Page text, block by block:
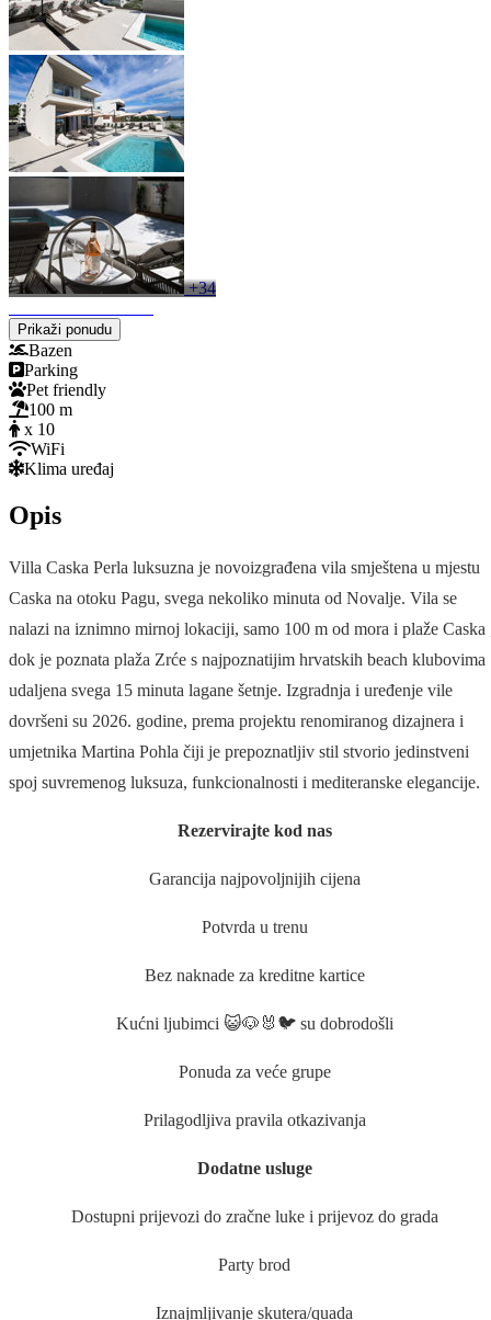
+34
Prikaži ponudu
Bazen
Parking
Pet friendly
100 m
x 10
WiFi
Klima uređaj
Opis
Villa Caska Perla luksuzna je novoizgrađena vila smještena u mjestu
Caska na otoku Pagu, svega nekoliko minuta od Novalje. Vila se
nalazi na iznimno mirnoj lokaciji, samo 100 m od mora i plaže Caska
dok je poznata plaža Zrće s najpoznatijim hrvatskih beach klubovima
udaljena svega 15 minuta lagane šetnje. Izgradnja i uređenje vile
dovršeni su 2026. godine, prema projektu renomiranog dizajnera i
umjetnika Martina Pohla čiji je prepoznatljiv stil stvorio jedinstveni
spoj suvremenog luksuza, funkcionalnosti i mediteranske elegancije.
Rezervirajte kod nas
Garancija najpovoljnijih cijena
Potvrda u trenu
Bez naknade za kreditne kartice
Kućni ljubimci 😺🐶🐰🐦 su dobrodošli
Ponuda za veće grupe
Prilagodljiva pravila otkazivanja
Dodatne usluge
Dostupni prijevozi do zračne luke i prijevoz do grada
Party brod
Iznajmljivanje skutera/quada